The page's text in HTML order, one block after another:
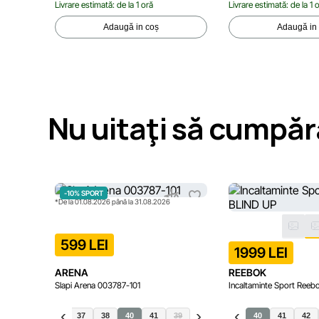
Livrare estimată: de la 1 oră
Adaugă in coș
Livrare estimată: de la 1
Adaugă in
Nu uitaţi să
-10% SPORT
*De la 01.08.2026 până la 31.08.2026
599 LEI
ARENA
Slapi Arena 003787-101
36 37 38 40 41 39
1999 LEI
REEBOK
Incaltaminte Sport
40 41 42